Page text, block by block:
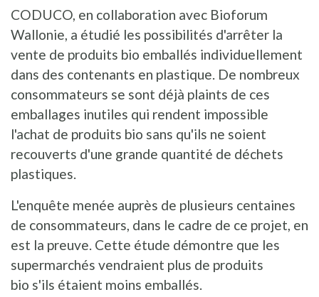
CODUCO, en collaboration avec Bioforum
Wallonie, a étudié les possibilités d'arrêter la
vente de produits bio emballés individuellement
dans des contenants en plastique. De nombreux
consommateurs se sont déjà plaints de ces
emballages inutiles qui rendent impossible
l'achat de produits bio sans qu'ils ne soient
recouverts d'une grande quantité de déchets
plastiques.
L'enquête menée auprès de plusieurs centaines
de consommateurs, dans le cadre de ce projet, en
est la preuve. Cette étude démontre que les
supermarchés vendraient plus de produits
bio s'ils étaient moins emballés.